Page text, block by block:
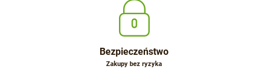
Bezpieczeństwo
Zakupy bez ryzyka